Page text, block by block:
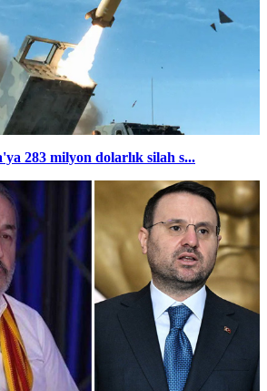
283 milyon dolarlık silah s...